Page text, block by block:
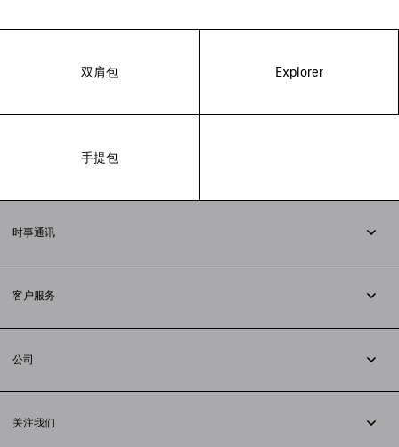
双肩包 Explorer
手提包
时事通讯
客户服务
配送方式
支付
常见问题解答
公司
法律问题
关注我们